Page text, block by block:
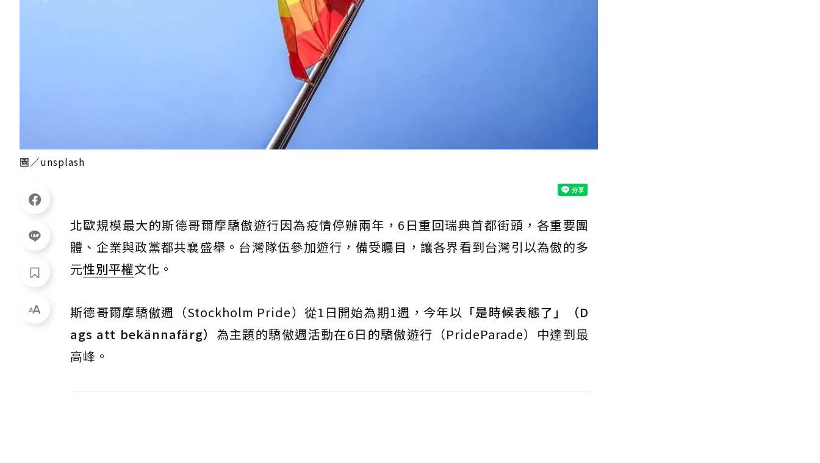
圖／unsplash
北歐規模最大的斯德哥爾摩驕傲遊行因為疫情停辦兩年，6日重回瑞典首都街頭，各重要團
體、企業與政黨都共襄盛舉。台灣隊伍參加遊行，備受矚目，讓各界看到台灣引以為傲的多
元性別平權文化。
斯德哥爾摩驕傲週（Stockholm Pride）從1日開始為期1週，今年以 「是時候表態了」（D
ags att bekännafärg） 為主題的驕傲週活動在6日的驕傲遊行（PrideParade）中達到最
高峰。